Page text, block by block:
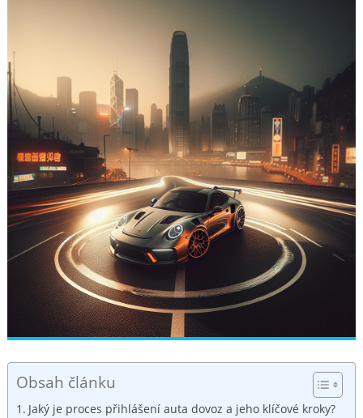
Obsah článku
Jaký je proces přihlášení auta dovoz a jeho klíčové kroky?